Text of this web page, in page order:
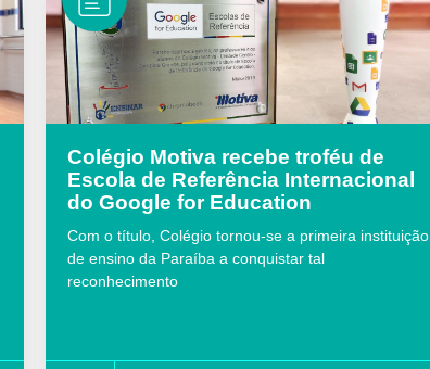
Colégio Motiva recebe troféu de
Escola de Referência Internacional
do Google for Education
Com o título, Colégio tornou-se a primeira instituição
de ensino da Paraíba a conquistar tal
reconhecimento